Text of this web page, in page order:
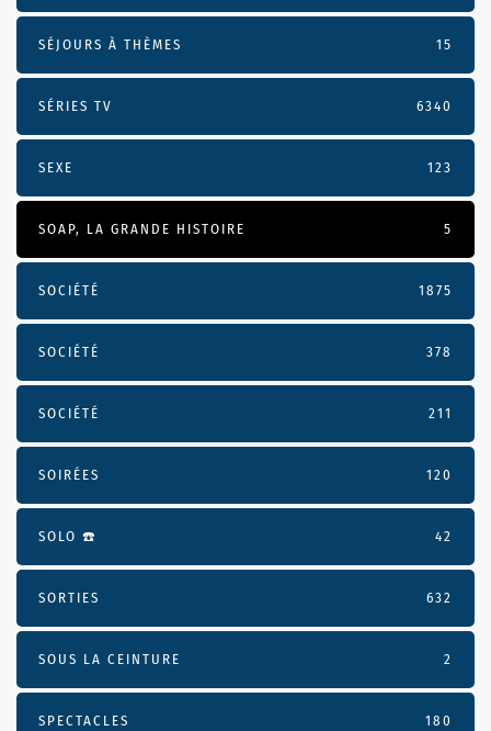
SÉJOURS À THÈMES 15
SÉRIES TV 6340
SEXE 123
SOAP, LA GRANDE HISTOIRE 5
SOCIÉTÉ 1875
SOCIÉTÉ 378
SOCIÉTÉ 211
SOIRÉES 120
SOLO ☎️ 42
SORTIES 632
SOUS LA CEINTURE 2
SPECTACLES 180